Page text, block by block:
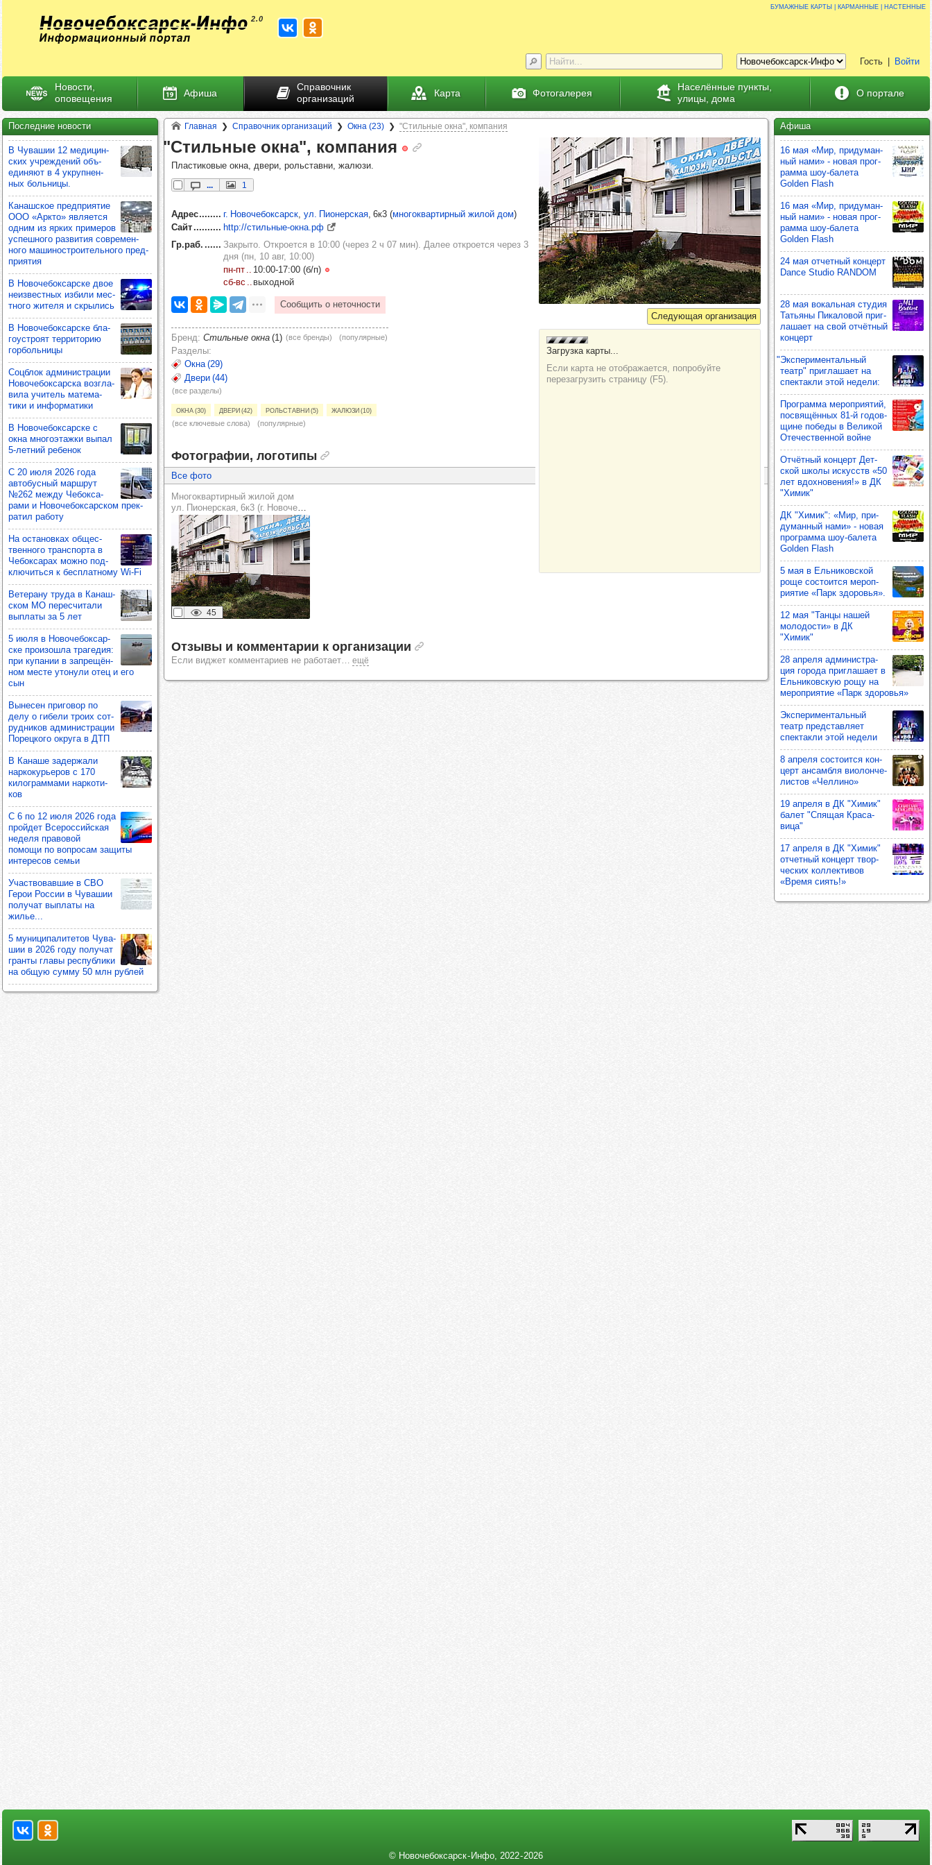
Афиша
16 мая «Мир, при­ду­ман­
ный нами» - новая прог­
рамма шоу‑балета
Golden Flash
16 мая «Мир, при­ду­ман­
ный нами» - новая прог­
рамма шоу‑балета
Golden Flash
24 мая отчет­ный кон­церт
Dance Studio RANDOM
28 мая вокаль­ная сту­дия
Тать­яны Пика­ло­вой приг­
ла­шает на свой отчёт­ный
кон­церт
"Экспе­ри­мен­таль­ный
театр" приг­ла­шает на
спек­такли этой недели:
Прог­рамма мероп­ри­ятий,
пос­вя­щён­ных 81-й годов­
щине победы в Вели­кой
Оте­чес­твен­ной войне
Отчёт­ный кон­церт Дет­
ской школы искусств «50
лет вдох­но­ве­ния!» в ДК
"Химик"
ДК "Химик": «Мир, при­
ду­ман­ный нами» - новая
прог­рамма шоу‑балета
Golden Flash
5 мая в Ель­ни­ков­ской
роще сос­то­ится мероп­
ри­ятие «Парк здо­ровья».
12 мая "Танцы нашей
моло­дости» в ДК
"Химик"
28 апреля адми­нис­тра­
ция города приг­ла­шает в
Ель­ни­ков­скую рощу на
мероп­ри­ятие «Парк здо­ровья»
Экспе­ри­мен­таль­ный
театр пред­став­ляет
спек­такли этой недели
8 апреля сос­то­ится кон­
церт ансам­бля виолон­че­
лис­тов «Чел­лино»
19 апреля в ДК "Химик"
балет "Спя­щая Кра­са­
вица"
17 апреля в ДК "Химик"
отчет­ный кон­церт твор­
чес­ких кол­лек­ти­вов
«Время сиять!»
Главная Справочник организаций Окна (23) "Стильные окна", компания
"Стиль­ные окна", ком­па­ния
Пластиковые окна, двери, рольставни, жалюзи.
... 1
Адрес г. Новочебоксарск, ул. Пионерская, 6к3 (многоквартирный жилой дом)
Сайт
http://стильные-окна.рф
Гр.раб.
Закрыто. Откроется в 10:00 (через 2 ч 07 мин). Далее откроется через 3
дня (пн, 10 авг, 10:00)
пн‑пт
10:00‑17:00 (б/п)
сб‑вс
выходной
Бренд Стильные окна (1) (все бренды) (популярные)
Разделы
Окна (29)
Двери (44)
(все разделы)
Окна (30) Двери (42) Рольставни (5) Жалюзи (10)
(все ключевые слова) (популярные)
Фотографии, логотипы
Все фото
Многоквартирный жилой дом
ул. Пионерская, 6к3 (г. Новочебоксарск)
45
Отзывы и комментарии к организации
Если виджет комментариев не работает ещё
Последние новости
В Чува­шии 12 меди­цин­
ских учреж­де­ний объ­
еди­няют в 4 укруп­нен­
ных боль­ницы.
Канаш­ское пред­при­ятие
ООО «Аркто» явля­ется
одним из ярких при­ме­ров
успеш­ного раз­ви­тия сов­ре­мен­
ного маши­нос­тро­итель­ного пред­
при­ятия
В Ново­че­бок­сар­ске двое
неиз­вес­тных избили мес­
тного жителя и скры­лись
В Ново­че­бок­сар­ске бла­
го­ус­троят тер­ри­то­рию
гор­боль­ницы
Соц­блок адми­нис­тра­ции
Ново­че­бок­сар­ска воз­гла­
вила учи­тель мате­ма­
тики и инфор­ма­тики
В Ново­че­бок­сар­ске с
окна мно­го­этажки выпал
5-лет­ний ребе­нок
С 20 июля 2026 года
авто­бус­ный мар­шрут
№262 между Чебок­са­
рами и Ново­че­бок­сар­ском прек­
ра­тил работу
На оста­нов­ках общес­
твен­ного тран­спорта в
Чебок­са­рах можно под­
клю­читься к бес­плат­ному Wi-Fi
Вете­рану труда в Канаш­
ском МО перес­чи­тали
вып­латы за 5 лет
5 июля в Ново­че­бок­сар­
ске про­изошла тра­ге­дия:
при купа­нии в зап­ре­щён­
ном месте уто­нули отец и его
сын
Выне­сен при­го­вор по
делу о гибели троих сот­
руд­ни­ков адми­нис­тра­ции
Порец­кого округа в ДТП
В Канаше задер­жали
нар­ко­курь­еров с 170
килог­рам­мами нар­ко­ти­
ков
С 6 по 12 июля 2026 года
прой­дет Все­рос­сий­ская
неделя пра­во­вой
помощи по воп­ро­сам защиты
инте­ре­сов семьи
Учас­тво­вав­шие в СВО
Герои Рос­сии в Чува­шии
полу­чат вып­латы на
жилье...
5 муни­ци­па­ли­те­тов Чува­
шии в 2026 году полу­чат
гранты главы рес­пуб­лики
на общую сумму 50 млн руб­лей
Бумажные карты | карманные | настенные
Гость Войти
Новости,
оповещения
Афиша
Справочник
организаций
Карта Фотогалерея
Населённые пункты,
улицы, дома
О портале
© Новочебоксарск - Инфо, 2022 ‑ 2026